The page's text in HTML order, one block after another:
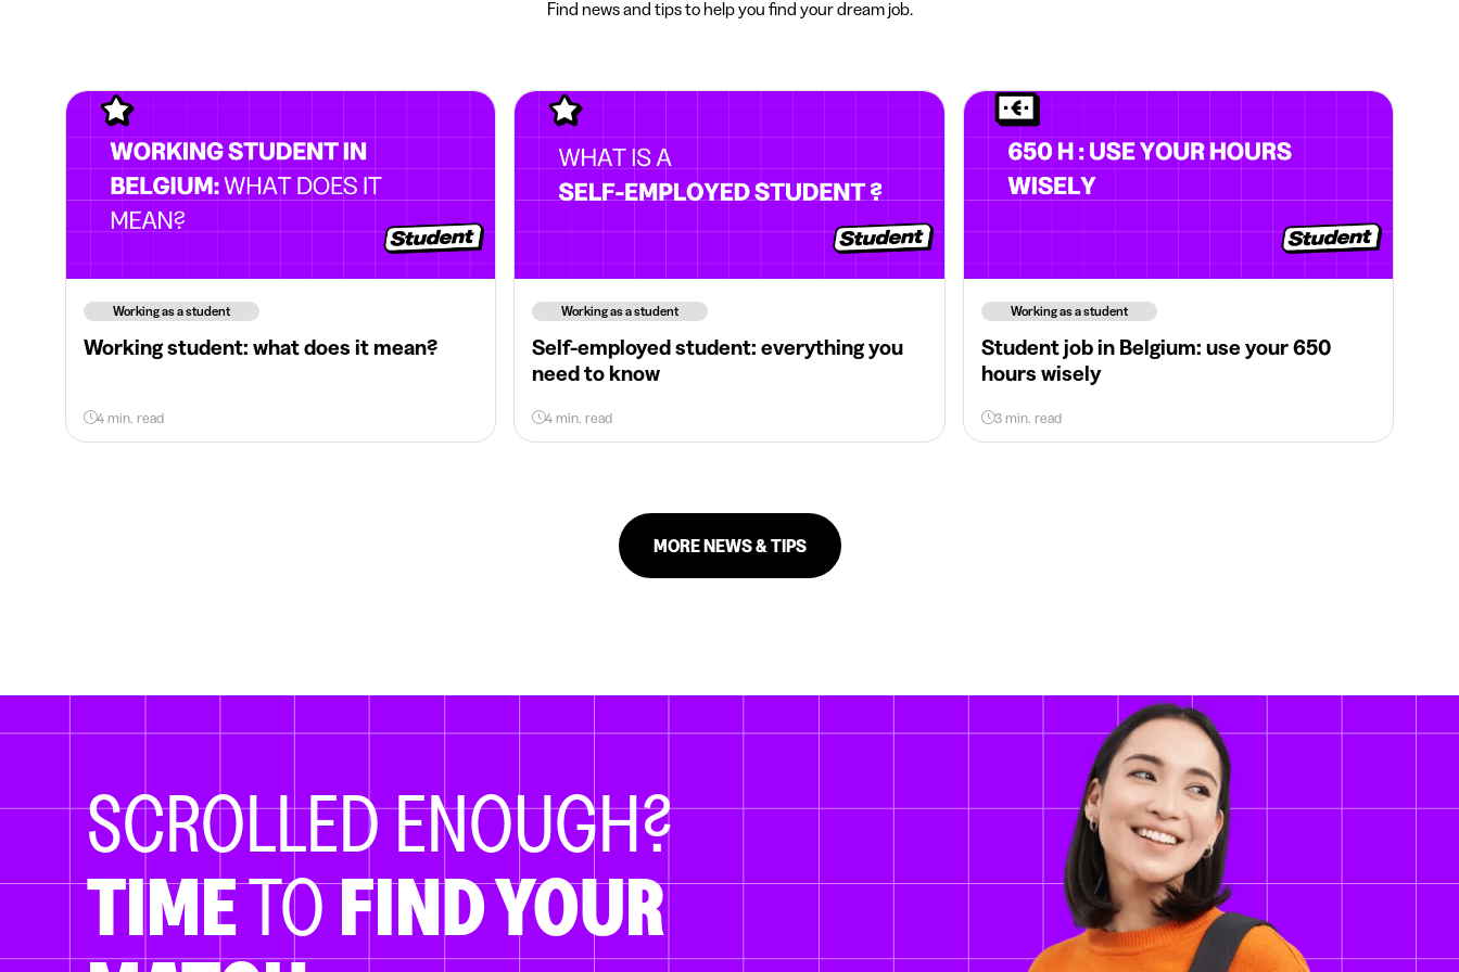
Find news and tips to help you find your dream job.
Working as a student
Working student: what does it mean?
4 min. read
Working as a student
Self-employed student: everything you
need to know
4 min. read
Working as a student
Student job in Belgium: use your 650
hours wisely
3 min. read
MORE NEWS & TIPS
SCROLLED ENOUGH?
TIMETOFIND YOUR